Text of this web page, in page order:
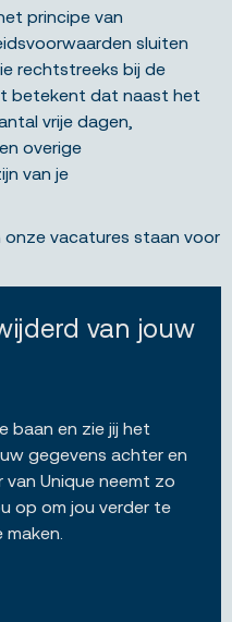
principe van
sluiten
rechtstreeks bij de
betekent dat naast het
vrije dagen,
overige
van je
onze vacatures staan voor
van jouw
baan en zie jij het
gegevens achter en
van Unique neemt zo
op om jou verder te